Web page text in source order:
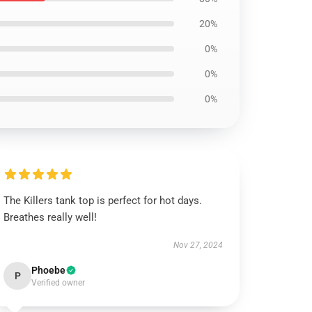
20%
0%
0%
0%
The Killers tank top is perfect for hot days.
Breathes really well!
Nov 27, 2024
P Phoebe
Verified owner